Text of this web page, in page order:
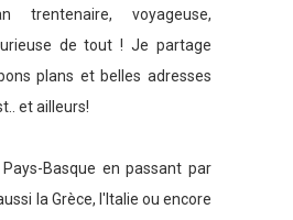
trentenaire, voyageuse,
de tout ! Je partage
plans et belles adresses
et ailleurs!
Basque en passant par
la Grèce, l'Italie ou encore